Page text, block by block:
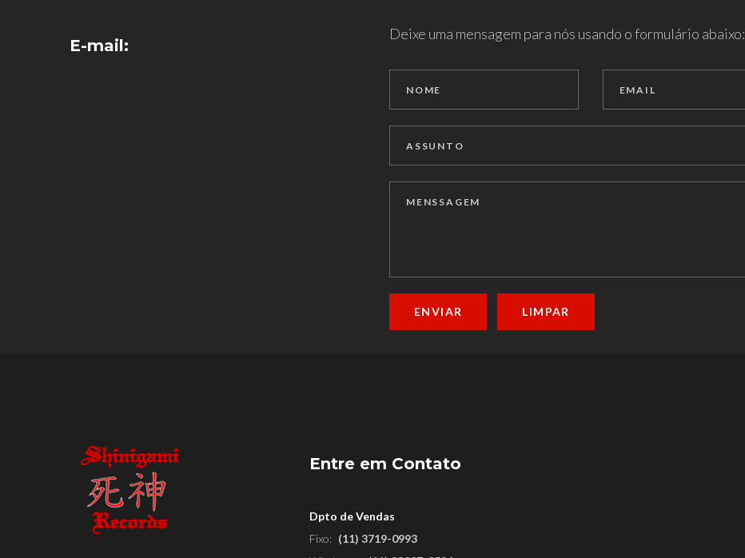
E-mail:
Deixe uma mensagem para nós usando o formulário abaixo:
ENVIAR LIMPAR
Entre em Contato
Dpto de Vendas
Fixo: (11) 3719-0993